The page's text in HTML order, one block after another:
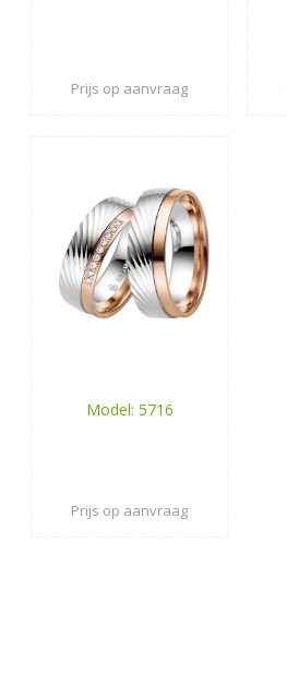
Prijs op aanvraag
Model: 5716
Prijs op aanvraag